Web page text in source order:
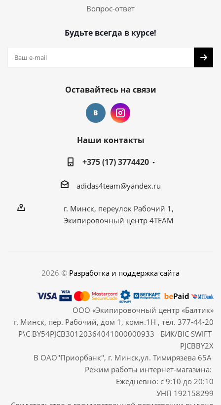
Вопрос-ответ
Будьте всегда в курсе!
Оставайтесь на связи
Наши контакты
+375 (17) 3774420
adidas4team@yandex.ru
г. Минск, переулок Рабочий 1,
Экипировочный центр 4TEAM
2026 © Разработка и поддержка сайта
ООО «Экипировочный центр «Балтик»
г. Минск, пер. Рабочий, дом 1, комн.1Н , тел. 377-44-20
Р\С BY54PJCB30120364041000000933 БИК/BIC SWIFT
PJCBBY2X
В ОАО"Приорбанк", г. Минск,ул. Тимирязева 65А
Режим работы интернет-магазина:
Ежедневно: с 9:10 до 20:10
УНП 192158299